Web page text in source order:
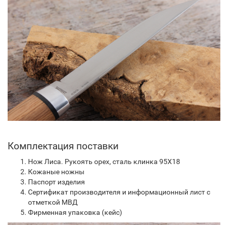
Комплектация поставки
Нож Лиса. Рукоять орех, сталь клинка 95Х18
Кожаные ножны
Паспорт изделия
Сертификат производителя и информационный лист с
отметкой МВД
Фирменная упаковка (кейс)